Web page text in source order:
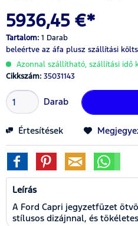
5936,45 €*
Tartalom: 1 Darab
beleértve az áfa plusz szállítási
Azonnal szállítható, szállítási idő
Cikkszám: 35031143
Darab
Értesítések
Leírás
A Ford Capri jegyzetfüzet
stílusos dizájnnal, és